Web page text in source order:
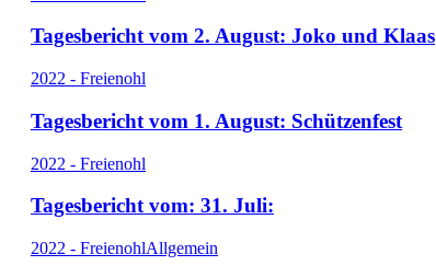
Tagesbericht vom 2. August: Joko und Klaas
2022 - Freienohl
Tagesbericht vom 1. August: Schützenfest
2022 - Freienohl
Tagesbericht vom: 31. Juli:
2022 - FreienohlAllgemein